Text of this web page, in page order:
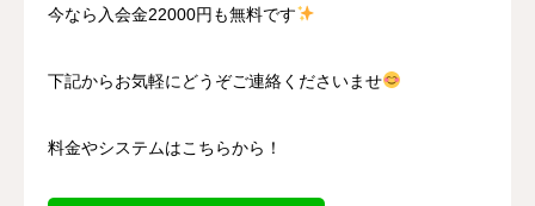
今なら入会金22000円も無料です
下記からお気軽にどうぞご連絡くださいませ
料金やシステムはこちらから！